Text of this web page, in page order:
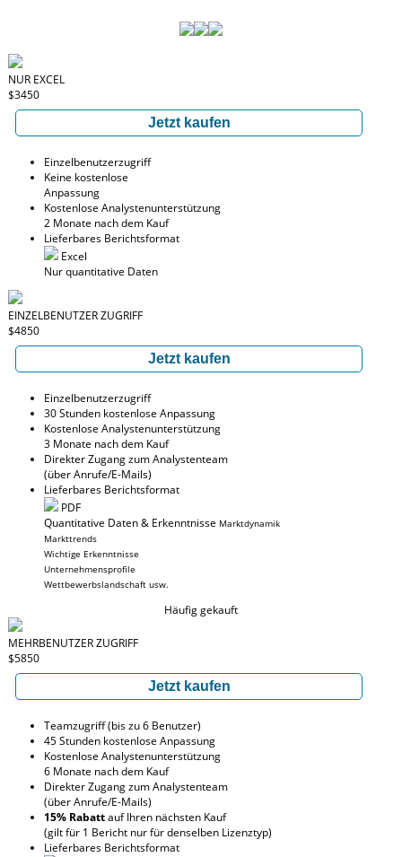
NUR EXCEL
$3450
Jetzt kaufen
Einzelbenutzerzugriff
Keine kostenlose
Anpassung
Kostenlose Analystenunterstützung
2 Monate nach dem Kauf
Lieferbares Berichtsformat
Excel
Nur quantitative Daten
EINZELBENUTZER ZUGRIFF
$4850
Jetzt kaufen
Einzelbenutzerzugriff
30 Stunden kostenlose Anpassung
Kostenlose Analystenunterstützung
3 Monate nach dem Kauf
Direkter Zugang zum Analystenteam
(über Anrufe/E-Mails)
Lieferbares Berichtsformat
PDF
Quantitative Daten & Erkenntnisse Marktdynamik
Markttrends
Wichtige Erkenntnisse
Unternehmensprofile
Wettbewerbslandschaft usw.
Häufig gekauft
MEHRBENUTZER ZUGRIFF
$5850
Jetzt kaufen
Teamzugriff (bis zu 6 Benutzer)
45 Stunden kostenlose Anpassung
Kostenlose Analystenunterstützung
6 Monate nach dem Kauf
Direkter Zugang zum Analystenteam
(über Anrufe/E-Mails)
15% Rabattauf Ihren nächsten Kauf
(gilt für 1 Bericht nur für denselben Lizenztyp)
Lieferbares Berichtsformat